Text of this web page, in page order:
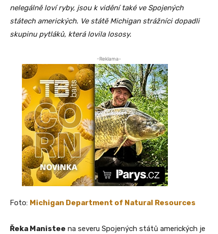
nelegálně loví ryby, jsou k vidění také ve Spojených
státech amerických. Ve státě Michigan strážníci dopadli
skupinu pytláků, která lovila lososy.
-Reklama-
Foto: Michigan Department of Natural Resources
Řeka Manistee na severu Spojených států amerických je